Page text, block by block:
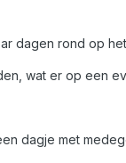
dagen rond op
wat er op een
dagje met